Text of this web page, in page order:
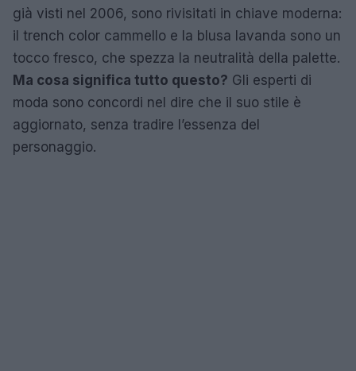
già visti nel 2006, sono rivisitati in chiave moderna:
il trench color cammello e la blusa lavanda sono un
tocco fresco, che spezza la neutralità della palette.
Ma cosa significa tutto questo? Gli esperti di
moda sono concordi nel dire che il suo stile è
aggiornato, senza tradire l’essenza del
personaggio.